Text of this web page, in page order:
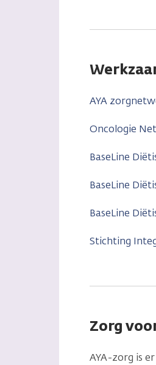
AYA
Oncologie
BaseLine
BaseLine
BaseLine
Stichting
Zorg
AYA-zorg is